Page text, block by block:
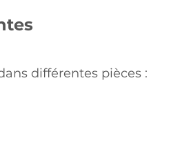
différentes pièces :